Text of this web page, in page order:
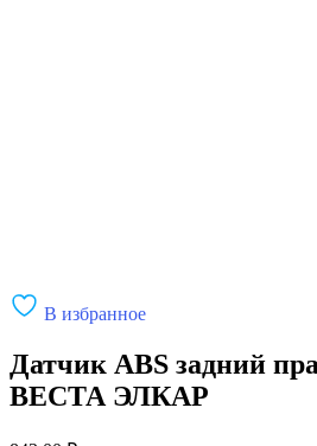
В избранное
Датчик ABS задний
ВЕСТА ЭЛКАР